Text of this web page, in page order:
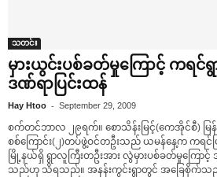
သတင်း
မှားယွင်းပစ်ခတ်မှု‌ကြောင့် ကရင်
ဒဏ်ရာပြင်းထန်
Hay Htoo - September 29, 2009
စက်တင်ဘာလ ၂၉ရက်။ ‌စောသိန်းမြင့်(‌ကေအိုင်စီ) မြ
စစ်‌ကြောင်း(၂)တပ်ဖွဲ့ဝင်တဦးသည် ယမန်‌နေ့က ကရင်
မြို့နယ်ရှိ ရွာလူကြီးတဦးအား လွဲမှားပစ်ခတ်မှု‌ကြော
သည်ဟု သိရသည်။ အနန်းကွင်းရွာတွင် အ‌ခြေစိုက်သည့် ခ